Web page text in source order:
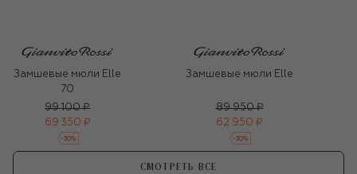
Замшевые мюли Elle
70
99 100 ₽
69 350 ₽
-30%
Замшевые мюли Elle
89 950 ₽
62 950 ₽
-30%
СМОТРЕТЬ ВСЕ